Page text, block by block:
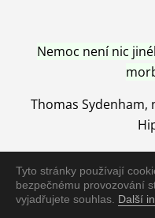
Tyto stránky používají
bezpečnému provozování
vyjadřujete souhlas. Další
Nemoc není nic
Thomas Sydenham,
Nemoc je vyléčena